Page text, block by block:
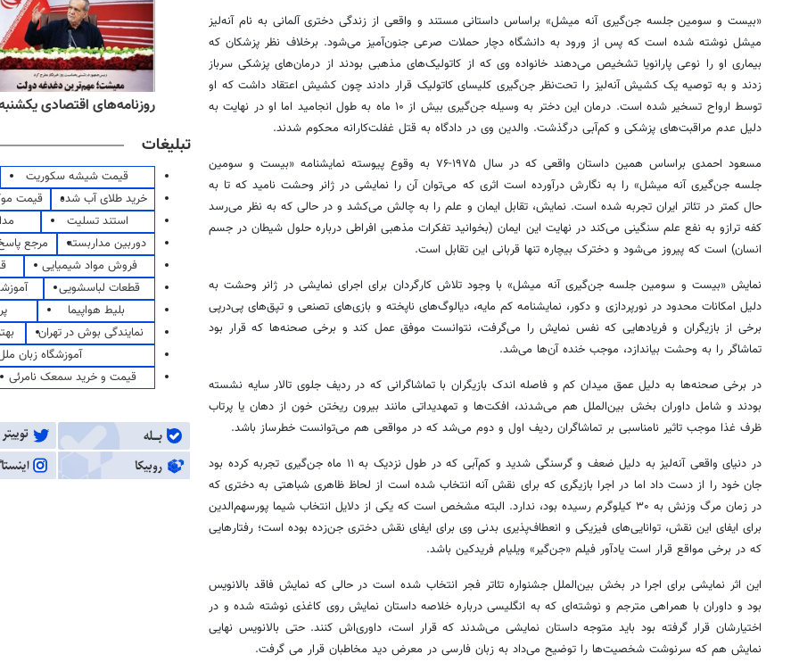
«بیست و سومین جلسه جن‌گیری آنه میشل» براساس داستانی مستند و واقعی از زندگی دختری آلمانی به نام آنه‌لیز
میشل نوشته شده است که پس از ورود به دانشگاه دچار حملات صرعی جنون‌آمیز می‌شود. برخلاف نظر پزشکان که
بیماری او را نوعی پارانویا تشخیص می‌دهند خانواده وی که از کاتولیک‌های مذهبی بودند از درمان‌های پزشکی سرباز
زدند و به توصیه یک کشیش آنه‌لیز را تحت‌نظر جن‌گیری کلیسای کاتولیک قرار دادند چون کشیش اعتقاد داشت که او
توسط ارواح تسخیر شده است. درمان این دختر به وسیله جن‌گیری بیش از ۱۰ ماه به طول انجامید اما او در نهایت به
دلیل عدم مراقبت‌های پزشکی و کم‌آبی درگذشت. والدین وی در دادگاه به قتل غفلت‌کارانه محکوم شدند.
مسعود احمدی براساس همین داستان واقعی که در سال ۱۹۷۵-۷۶ به وقوع پیوسته نمایشنامه «بیست و سومین
جلسه جن‌گیری آنه میشل» را به نگارش درآورده است اثری که می‌توان آن را نمایشی در ژانر وحشت نامید که تا به
حال کمتر در تئاتر ایران تجربه شده است. نمایش، تقابل ایمان و علم را به چالش می‌کشد و در حالی که به نظر می‌رسد
کفه ترازو به نفع علم سنگینی می‌کند در نهایت این ایمان (بخوانید تفکرات مذهبی افراطی درباره حلول شیطان در جسم
انسان) است که پیروز می‌شود و دخترک بیچاره تنها قربانی این تقابل است.
نمایش «بیست و سومین جلسه جن‌گیری آنه میشل» با وجود تلاش کارگردان برای اجرای نمایشی در ژانر وحشت به
دلیل امکانات محدود در نورپردازی و دکور، نمایشنامه کم مایه، دیالوگ‌های ناپخته و بازی‌های تصنعی و تپق‌های پی‌درپی
برخی از بازیگران و فریادهایی که نفس نمایش را می‌گرفت، نتوانست موفق عمل کند و برخی صحنه‌ها که قرار بود
تماشاگر را به وحشت بیاندازد، موجب خنده آن‌ها می‌شد.
در برخی صحنه‌ها به دلیل عمق میدان کم و فاصله اندک بازیگران با تماشاگرانی که در ردیف جلوی تالار سایه نشسته
بودند و شامل داوران بخش بین‌الملل هم می‌شدند، افکت‌ها و تمهدیداتی مانند بیرون ریختن خون از دهان یا پرتاب
ظرف غذا موجب تاثیر نامناسبی بر تماشاگران ردیف اول و دوم می‌شد که در مواقعی هم می‌توانست خطرساز باشد.
در دنیای واقعی آنه‌لیز به دلیل ضعف و گرسنگی شدید و کم‌آبی که در طول نزدیک به ۱۱ ماه جن‌گیری تجربه کرده بود
جان خود را از دست داد اما در اجرا بازیگری که برای نقش آنه انتخاب شده است از لحاظ ظاهری شباهتی به دختری که
در زمان مرگ وزنش به ۳۰ کیلوگرم رسیده بود، ندارد. البته مشخص است که یکی از دلایل انتخاب شیما پورسهم‌الدین
برای ایفای این نقش، توانایی‌های فیزیکی و انعطاف‌پذیری بدنی وی برای ایفای نقش دختری جن‌زده بوده است؛ رفتارهایی
که در برخی مواقع قرار است یادآور فیلم «جن‌گیر» ویلیام فریدکین باشد.
این اثر نمایشی برای اجرا در بخش بین‌الملل جشنواره تئاتر فجر انتخاب شده است در حالی که نمایش فاقد بالانویس
بود و داوران با همراهی مترجم و نوشته‌ای که به انگلیسی درباره خلاصه داستان نمایش روی کاغذی نوشته شده و در
اختیارشان قرار گرفته بود باید متوجه داستان نمایشی می‌شدند که قرار است، داوری‌اش کنند. حتی بالانویس نهایی
نمایش هم که سرنوشت شخصیت‌ها را توضیح می‌داد به زبان فارسی در معرض دید مخاطبان قرار می گرفت.
روزنامه‌های ورزشی شنبه ۱۷ مرداد ۱۴۰۵ روزنامه‌های ورزشی یکشنبه ۱۸ مرداد ۱۴۰۵ روزنامه‌های اقتصادی یکشنبه ۱۸ مرداد
تبلیغات
قیمت شیشه سکوریت
خرید طلای آب شده
قیمت
استند تسلیت
دوربین مداربسته
مرجع
فروش مواد شیمیایی
قطعات لباسشویی
بلیط هواپیما
نمایندگی بوش در تهران
آموزشگاه زبان
قیمت و خرید سمعک نامرئی